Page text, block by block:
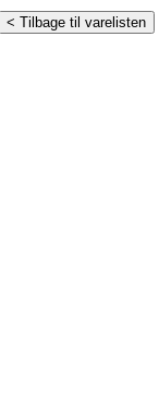
< Tilbage til varelisten